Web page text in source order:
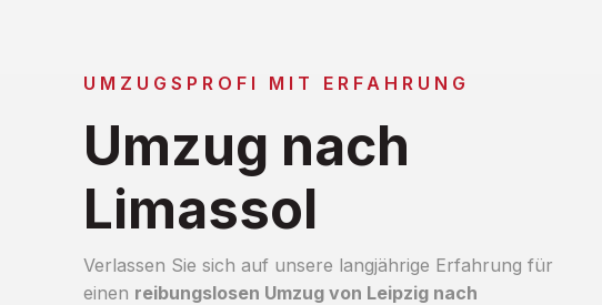
UMZUGSPROFI MIT ERFAHRUNG
Umzug nach
Limassol
Verlassen Sie sich auf unsere langjährige Erfahrung für
einen reibungslosen Umzug von Leipzig nach